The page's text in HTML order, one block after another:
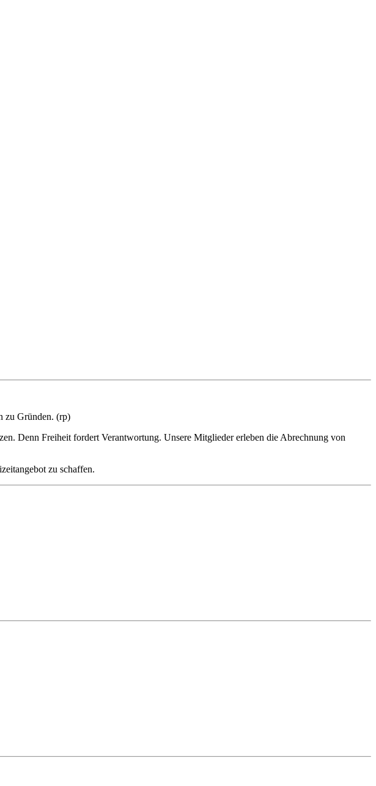
zu Gründen. (rp)
Denn Freiheit fordert Verantwortung. Unsere Mitglieder erleben die Abrechnung von
zu schaffen.